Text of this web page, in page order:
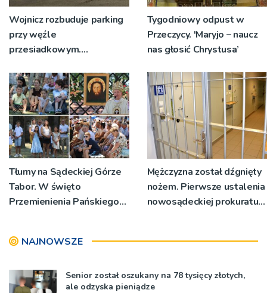
Wojnicz rozbuduje parking
przy węźle
przesiadkowym.
miejsc
Tygodniowy odpust w
Przeczycy. 'Maryjo – naucz
nas głosić Chrystusa’
Tłumy na Sądeckiej Górze
Tabor. W święto
Przemienienia Pańskiego
[ZDJĘCIA]
Mężczyzna został dźgnięty
nożem. Pierwsze ustalenia
nowosądeckiej prokuratury
NAJNOWSZE
Senior został oszukany na 78 tysięcy złotych,
ale odzyska pieniądze